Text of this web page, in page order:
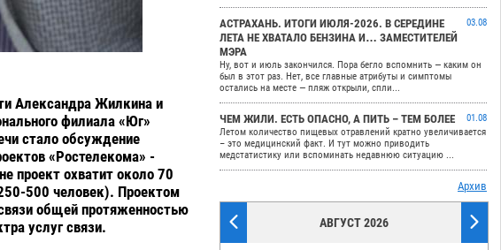
Александра Жилкина и
филиала «Юг»
стало обсуждение
«Ростелекома» -
проект охватит около 70
500 человек). Проектом
общей протяженностью
услуг связи.
АСТРАХАНЬ. ИТОГИ ИЮЛЯ-2026. В СЕРЕДИНЕ
ЛЕТА НЕ ХВАТАЛО БЕНЗИНА И… ЗАМЕСТИТЕЛЕЙ
МЭРА
03.08
Ну, вот и июль закончился. Пора бегло вспомнить — каким он
был в этот раз. Нет, все главные атрибуты и симптомы
остались на месте — пляж открыли, спли...
ЧЕМ ЖИЛИ. ЕСТЬ ОПАСНО, А ПИТЬ – ТЕМ БОЛЕЕ
01.08
Летом количество пищевых отравлений кратно увеличивается
– это медицинский факт. И тут можно приводить
медстатистику или вспоминать недавнюю ситуацию ...
Архив
АВГУСТ 2026